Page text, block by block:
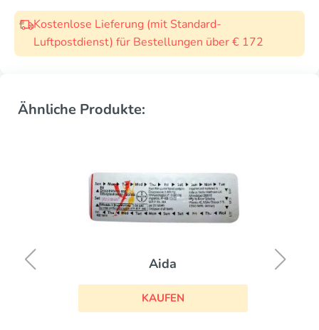
Kostenlose Lieferung (mit Standard-
Luftpostdienst) für Bestellungen über € 172
Ähnliche Produkte:
Aida
KAUFEN